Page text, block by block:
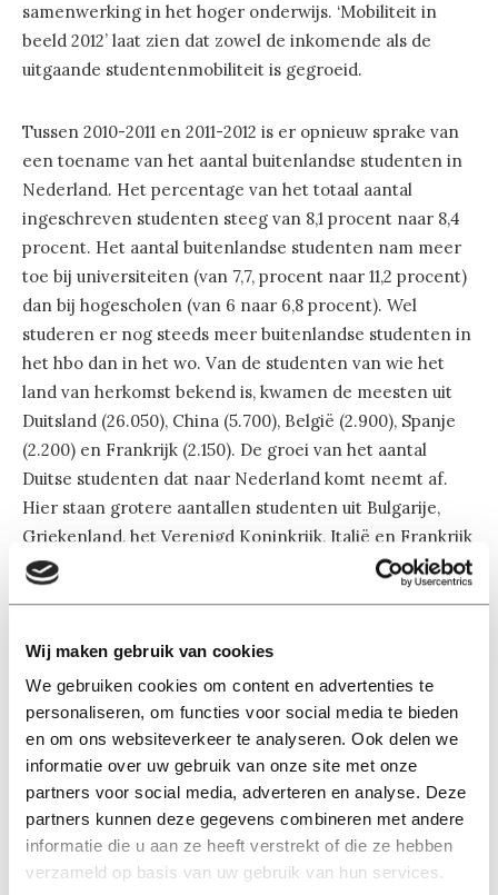
Wij maken gebruik van cookies
We gebruiken cookies om content en advertenties te
personaliseren, om functies voor social media te bieden
en om ons websiteverkeer te analyseren. Ook delen we
informatie over uw gebruik van onze site met onze
partners voor social media, adverteren en analyse. Deze
partners kunnen deze gegevens combineren met andere
informatie die u aan ze heeft verstrekt of die ze hebben
verzameld op basis van uw gebruik van hun services.
samenwerking in het hoger onderwijs. ‘Mobiliteit in
beeld 2012’ laat zien dat zowel de inkomende als de
uitgaande studentenmobiliteit is gegroeid.
Tussen 2010-2011 en 2011-2012 is er opnieuw sprake van
een toename van het aantal buitenlandse studenten in
Nederland. Het percentage van het totaal aantal
ingeschreven studenten steeg van 8,1 procent naar 8,4
procent. Het aantal buitenlandse studenten nam meer
toe bij universiteiten (van 7,7, procent naar 11,2 procent)
dan bij hogescholen (van 6 naar 6,8 procent). Wel
studeren er nog steeds meer buitenlandse studenten in
het hbo dan in het wo. Van de studenten van wie het
land van herkomst bekend is, kwamen de meesten uit
Duitsland (26.050), China (5.700), België (2.900), Spanje
(2.200) en Frankrijk (2.150). De groei van het aantal
Duitse studenten dat naar Nederland komt neemt af.
Hier staan grotere aantallen studenten uit Bulgarije,
Griekenland, het Verenigd Koninkrijk, Italië en Frankrijk
tegenover.
studenten (46.300 studenten) dat in het buitenland
studeert. Van de studenten van wie het
bestemmingsland bekend is, gingen de meesten naar
het Verenigd Koninkrijk (6.600), België (5.450), Duitsland
(2.250), de Verenigde Staten (1.850) en Spanje (1.650).